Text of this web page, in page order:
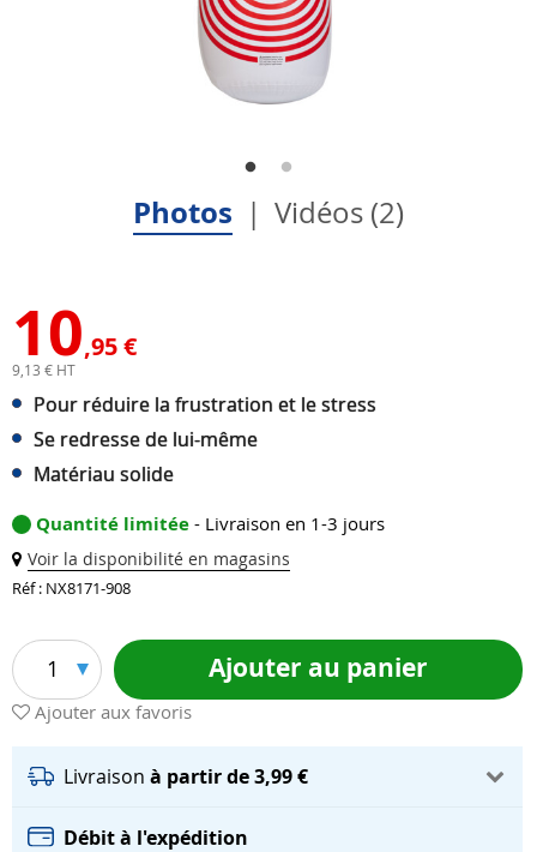
Photos Vidéos (2)
10,95 €
9,13 € HT
Pour réduire la frustration et le stress
Se redresse de lui-même
Matériau solide
Quantité limitée - Livraison en 1-3 jours
Voir la disponibilité en magasins
Réf : NX8171-908
1 Ajouter au panier
Ajouter aux favoris
Livraison à partir de 3,99 €
Débit à l'expédition